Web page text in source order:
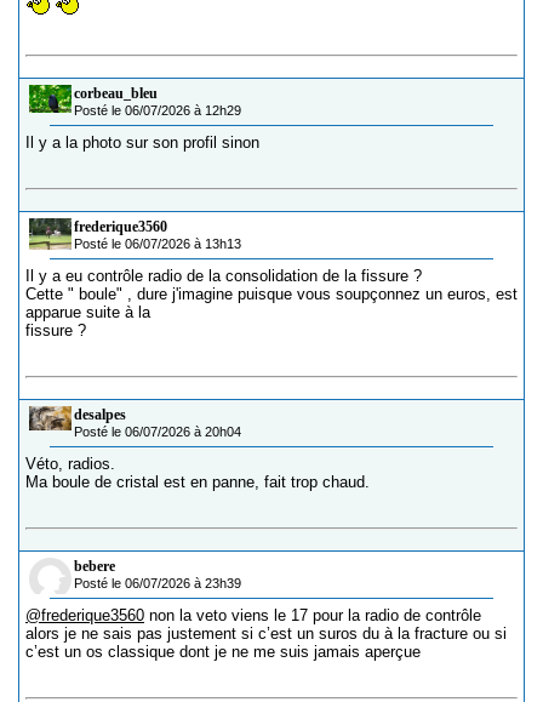
corbeau_bleu
Posté le 06/07/2026 à 12h29
Il y a la photo sur son profil sinon
frederique3560
Posté le 06/07/2026 à 13h13
Il y a eu contrôle radio de la consolidation de la fissure ?
Cette " boule" , dure j'imagine puisque vous soupçonnez un euros, est
apparue suite à la
fissure ?
desalpes
Posté le 06/07/2026 à 20h04
Véto, radios.
Ma boule de cristal est en panne, fait trop chaud.
bebere
Posté le 06/07/2026 à 23h39
@frederique3560 non la veto viens le 17 pour la radio de contrôle
alors je ne sais pas justement si c’est un suros du à la fracture ou si
c’est un os classique dont je ne me suis jamais aperçue